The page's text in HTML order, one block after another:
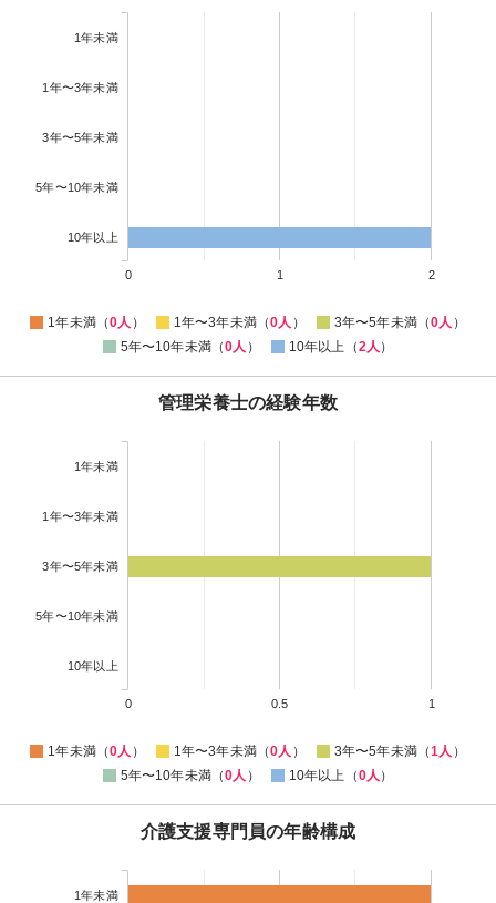
1年未満
1年〜3年未満
3年〜5年未満
5年〜10年未満
10年以上
0 1 2
1年未満（0人 ） 1年〜3年未満（0人 ） 3年〜5年未満（0人 ）
5年〜10年未満（0人 ） 10年以上（2人 ）
管理栄養士の経験年数
1年未満
1年〜3年未満
3年〜5年未満
5年〜10年未満
10年以上
0 0.5 1
1年未満（0人 ） 1年〜3年未満（0人 ） 3年〜5年未満（1人 ）
5年〜10年未満（0人 ） 10年以上（0人 ）
介護支援専門員の年齢構成
1年未満